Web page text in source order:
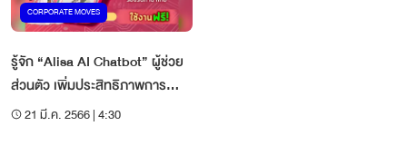
CORPORATE MOVES
รู้จัก “Alisa AI Chatbot” ผู้ช่วย
ส่วนตัว เพิ่มประสิทธิภาพการ
ทำงาน
21 มี.ค. 2566 | 4:30